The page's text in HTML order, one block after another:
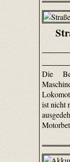
Die
ist nicht